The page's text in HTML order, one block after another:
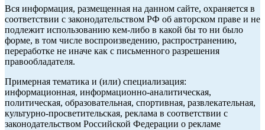
Вся информация, размещенная на данном сайте, охраняется в
соответствии с законодательством РФ об авторском праве и не
подлежит использованию кем-либо в какой бы то ни было
форме, в том числе воспроизведению, распространению,
переработке не иначе как с письменного разрешения
правообладателя.
Примерная тематика и (или) специализация:
информационная, информационно-аналитическая,
политическая, образовательная, спортивная, развлекательная,
культурно-просветительская, реклама в соответствии с
законодательством Российской Федерации о рекламе